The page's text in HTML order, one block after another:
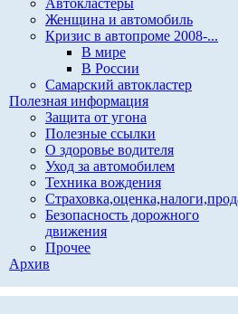
Автокластеры
Женщина и автомобиль
Кризис в автопроме 2008-...
В мире
В России
Самарский автокластер
Полезная информация
Защита от угона
Полезные ссылки
О здоровье водителя
Уход за автомобилем
Техника вождения
Безопасность дорожного
движения
Прочее
Архив